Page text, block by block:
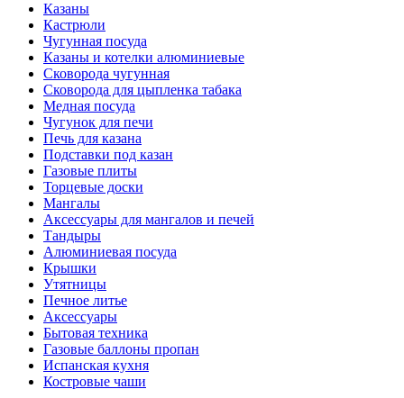
Казаны
Кастрюли
Чугунная посуда
Казаны и котелки алюминиевые
Сковорода чугунная
Сковорода для цыпленка табака
Медная посуда
Чугунок для печи
Печь для казана
Подставки под казан
Газовые плиты
Торцевые доски
Мангалы
Аксессуары для мангалов и печей
Тандыры
Алюминиевая посуда
Крышки
Утятницы
Печное литье
Аксессуары
Бытовая техника
Газовые баллоны пропан
Испанская кухня
Костровые чаши